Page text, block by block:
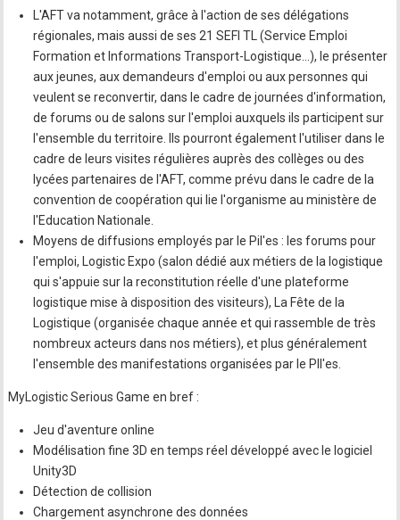
L'AFT va notamment, grâce à l'action de ses délégations
régionales, mais aussi de ses 21 SEFI TL (Service Emploi
Formation et Informations Transport-Logistique…), le présenter
aux jeunes, aux demandeurs d'emploi ou aux personnes qui
veulent se reconvertir, dans le cadre de journées d'information,
de forums ou de salons sur l'emploi auxquels ils participent sur
l'ensemble du territoire. Ils pourront également l'utiliser dans le
cadre de leurs visites régulières auprès des collèges ou des
lycées partenaires de l'AFT, comme prévu dans le cadre de la
convention de coopération qui lie l'organisme au ministère de
l'Education Nationale.
Moyens de diffusions employés par le Pil'es : les forums pour
l'emploi, Logistic Expo (salon dédié aux métiers de la logistique
qui s'appuie sur la reconstitution réelle d'une plateforme
logistique mise à disposition des visiteurs), La Fête de la
Logistique (organisée chaque année et qui rassemble de très
nombreux acteurs dans nos métiers), et plus généralement
l'ensemble des manifestations organisées par le PIl'es.
MyLogistic Serious Game en bref :
Jeu d'aventure online
Modélisation fine 3D en temps réel développé avec le logiciel
Unity3D
Détection de collision
Chargement asynchrone des données